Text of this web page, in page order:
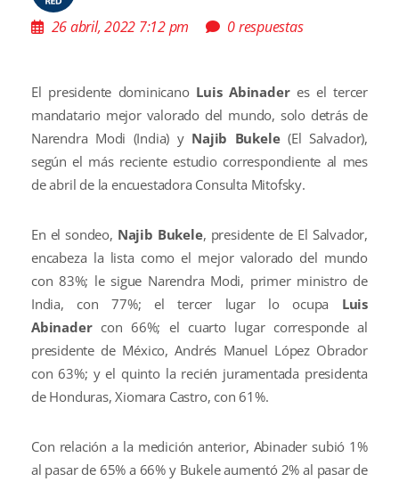
26 abril, 2022 7:12 pm
0 respuestas
El presidente dominicano Luis Abinaderes el tercer
mandatario mejor valorado del mundo, solo detrás de
Narendra Modi (India) y Najib Bukele(El Salvador),
según el más reciente estudio correspondiente al mes
de abril de la encuestadora Consulta Mitofsky.
En el sondeo, Najib Bukele, presidente de El Salvador,
encabeza la lista como el mejor valorado del mundo
con 83%; le sigue Narendra Modi, primer ministro de
India, con 77%; el tercer lugar lo ocupa Luis
Abinadercon 66%; el cuarto lugar corresponde al
presidente de México, Andrés Manuel López Obrador
con 63%; y el quinto la recién juramentada presidenta
de Honduras, Xiomara Castro, con 61%.
Con relación a la medición anterior, Abinader subió 1%
al pasar de 65% a 66% y Bukele aumentó 2% al pasar de